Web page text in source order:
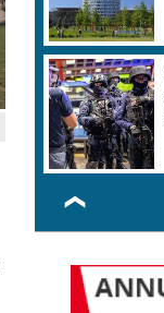
❮